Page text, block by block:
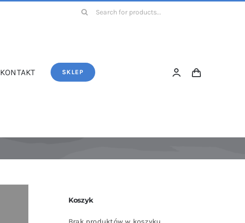
Szukaj
KONTAKT SKLEP
Koszyk